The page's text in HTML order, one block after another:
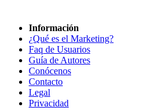
Información
¿Qué es el Marketing?
Faq de Usuarios
Guía de Autores
Conócenos
Contacto
Legal
Privacidad